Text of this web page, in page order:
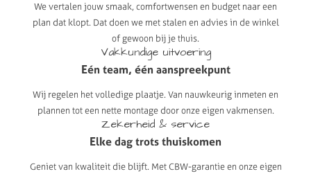
We vertalen jouw smaak, comfortwensen en budget naar een
plan dat klopt. Dat doen we met stalen en advies in de winkel
of gewoon bij je thuis.
Vakkundige uitvoering
Eén team, één aanspreekpunt
Wij regelen het volledige plaatje. Van nauwkeurig inmeten en
plannen tot een nette montage door onze eigen vakmensen.
Zekerheid & service
Elke dag trots thuiskomen
Geniet van kwaliteit die blijft. Met CBW-garantie en onze eigen